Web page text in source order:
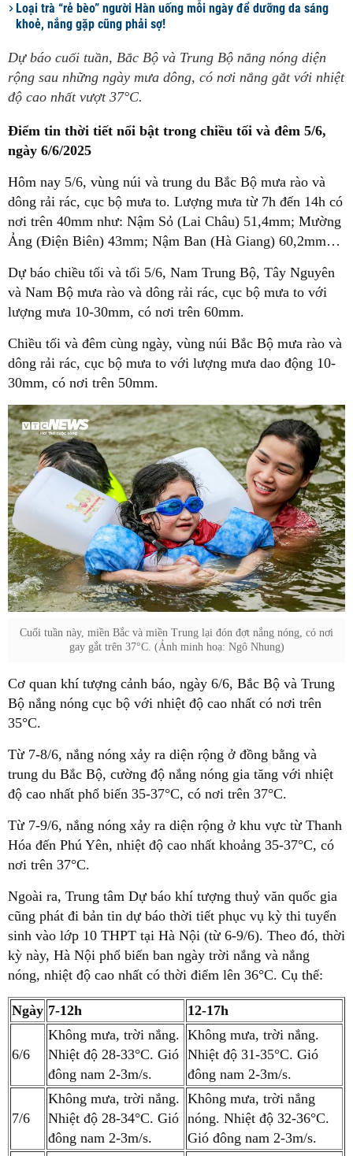
Loại trà “rẻ bèo” người Hàn uống mỗi ngày để dưỡng da sáng
khoẻ, nắng gặp cũng phải sợ!
Dự báo cuối tuần, Bắc Bộ và Trung Bộ nắng nóng diện
rộng sau những ngày mưa dông, có nơi nắng gắt với nhiệt
độ cao nhất vượt 37°C.
Điểm tin thời tiết nổi bật trong chiều tối và đêm 5/6,
ngày 6/6/2025
Hôm nay 5/6, vùng núi và trung du Bắc Bộ mưa rào và
dông rải rác, cục bộ mưa to. Lượng mưa từ 7h đến 14h có
nơi trên 40mm như: Nậm Sỏ (Lai Châu) 51,4mm; Mường
Ảng (Điện Biên) 43mm; Nậm Ban (Hà Giang) 60,2mm…
Dự báo chiều tối và tối 5/6, Nam Trung Bộ, Tây Nguyên
và Nam Bộ mưa rào và dông rải rác, cục bộ mưa to với
lượng mưa 10-30mm, có nơi trên 60mm.
Chiều tối và đêm cùng ngày, vùng núi Bắc Bộ mưa rào và
dông rải rác, cục bộ mưa to với lượng mưa dao động 10-
30mm, có nơi trên 50mm.
Cuối tuần này, miền Bắc và miền Trung lại đón đợt nắng nóng, có nơi
gay gắt trên 37°C. (Ảnh minh hoạ: Ngô Nhung)
Cơ quan khí tượng cảnh báo, ngày 6/6, Bắc Bộ và Trung
Bộ nắng nóng cục bộ với nhiệt độ cao nhất có nơi trên
35°C.
Từ 7-8/6, nắng nóng xảy ra diện rộng ở đồng bằng và
trung du Bắc Bộ, cường độ nắng nóng gia tăng với nhiệt
độ cao nhất phổ biến 35-37°C, có nơi trên 37°C.
Từ 7-9/6, nắng nóng xảy ra diện rộng ở khu vực từ Thanh
Hóa đến Phú Yên, nhiệt độ cao nhất khoảng 35-37°C, có
nơi trên 37°C.
Ngoài ra, Trung tâm Dự báo khí tượng thuỷ văn quốc gia
cũng phát đi bản tin dự báo thời tiết phục vụ kỳ thi tuyển
sinh vào lớp 10 THPT tại Hà Nội (từ 6-9/6). Theo đó, thời
kỳ này, Hà Nội phổ biến ban ngày trời nắng và nắng
nóng, nhiệt độ cao nhất có thời điểm lên 36°C. Cụ thể:
Ngày 7-12h 12-17h
6/6
Không mưa, trời nắng.
Nhiệt độ 28-33°C. Gió
đông nam 2-3m/s.
Không mưa, trời nắng.
Nhiệt độ 31-35°C. Gió
đông nam 2-3m/s.
7/6
Không mưa, trời nắng.
Nhiệt độ 28-34°C. Gió
đông nam 2-3m/s.
Không mưa, trời nắng
nóng. Nhiệt độ 32-36°C.
Gió đông nam 2-3m/s.